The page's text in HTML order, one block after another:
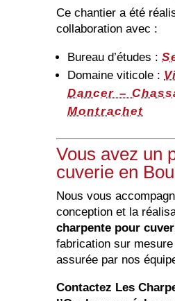
Ce chantier a été
collaboration avec :
Bureau d’études :
Domaine viticole :
Dancer –
Montrachet
Vous avez un
cuverie en
Nous vous
conception et la
charpente pour
fabrication sur
assurée par nos
Contactez Les